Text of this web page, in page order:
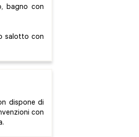
bagno con
salotto con
dispone di
con